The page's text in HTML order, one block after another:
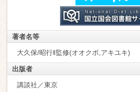
著者名等
大久保/昭行‖監修(オオクボ,アキユキ)
出版者
講談社／東京